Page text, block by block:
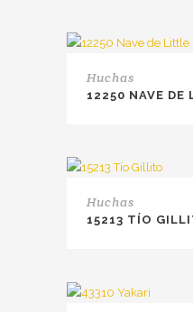
Huchas
12250 NAVE DE
Huchas
15213 TÍO